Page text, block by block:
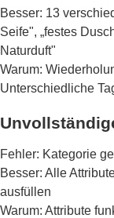
Besser: 13
Seife", „festes
Naturduft"
Warum:
Unterschiedliche
Fehler: Kategorie
Besser: Alle
ausfüllen
Warum: Attribute